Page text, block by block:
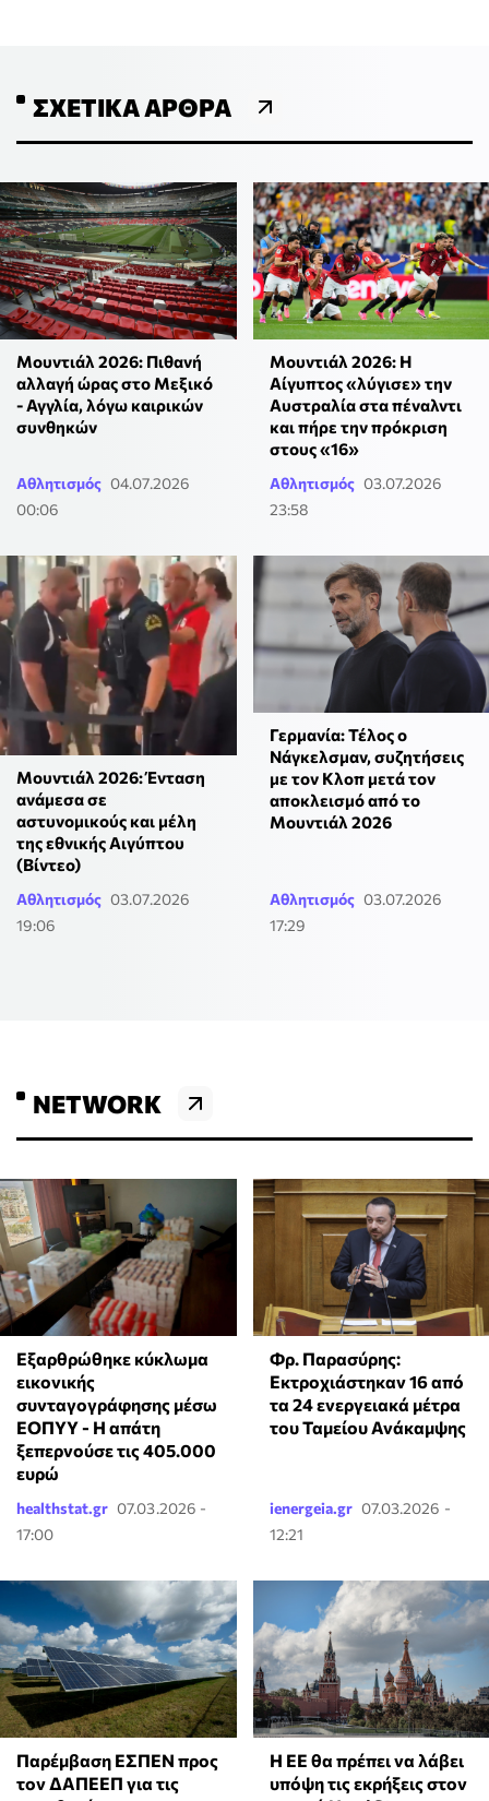
ΣΧΕΤΙΚΆ ΆΡΘΡΑ
Μουντιάλ 2026: Πιθανή
αλλαγή ώρας στο Μεξικό
- Αγγλία, λόγω καιρικών
συνθηκών
Αθλητισμός 04.07.2026
00:06
Μουντιάλ 2026: Η
Αίγυπτος «λύγισε» την
Αυστραλία στα πέναλντι
και πήρε την πρόκριση
στους «16»
Αθλητισμός 03.07.2026
23:58
Μουντιάλ 2026: Ένταση
ανάμεσα σε
αστυνομικούς και μέλη
της εθνικής Αιγύπτου
(Βίντεο)
Αθλητισμός 03.07.2026
19:06
Γερμανία: Τέλος ο
Νάγκελσμαν, συζητήσεις
με τον Κλοπ μετά τον
αποκλεισμό από το
Μουντιάλ 2026
Αθλητισμός 03.07.2026
17:29
NETWORK
Εξαρθρώθηκε κύκλωμα
εικονικής
συνταγογράφησης μέσω
ΕΟΠΥΥ - Η απάτη
ξεπερνούσε τις 405.000
ευρώ
healthstat.gr 07.03.2026 -
17:00
Φρ. Παρασύρης:
Εκτροχιάστηκαν 16 από
τα 24 ενεργειακά μέτρα
του Ταμείου Ανάκαμψης
ienergeia.gr 07.03.2026 -
12:21
Παρέμβαση ΕΣΠΕΝ προς
τον ΔΑΠΕΕΠ για τις
Η ΕΕ θα πρέπει να λάβει
υπόψη τις εκρήξεις στον